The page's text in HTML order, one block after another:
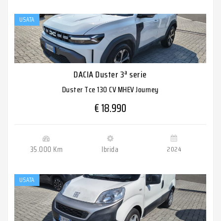
USATA
DACIA Duster 3ª serie
Duster Tce 130 CV MHEV Journey
€ 18.990
35.000 Km Ibrida 2024
USATA